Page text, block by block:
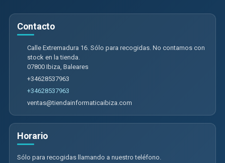
Contacto
Calle Extremadura 16. Sólo para recogidas. No contamos con
stock en la tienda.
07800 Ibiza Baleares
+34628537963
+34628537963
ventas@tiendainformaticaibiza.com
Horario
Sólo para recogidas llamando a nuestro teléfono.